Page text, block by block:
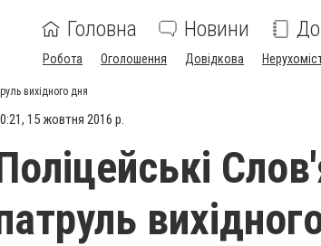
Головна Новини
Робота Оголошення Довідкова
вихідного дня
15 жовтня 2016 р.